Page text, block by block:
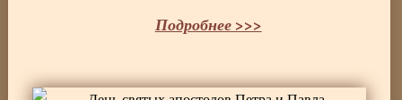
Подробнее >>>